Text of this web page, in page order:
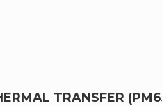
TRANSFER